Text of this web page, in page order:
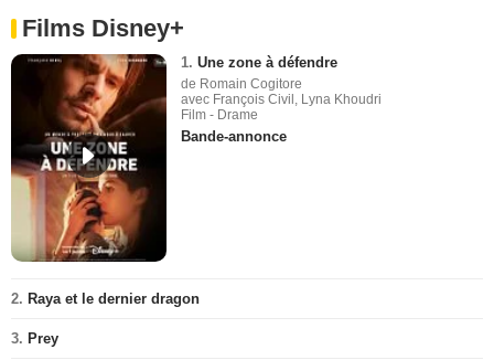
Films Disney+
1. Une zone à défendre
de Romain Cogitore
avec François Civil, Lyna Khoudri
Film - Drame
Bande-annonce
2. Raya et le dernier dragon
3. Prey